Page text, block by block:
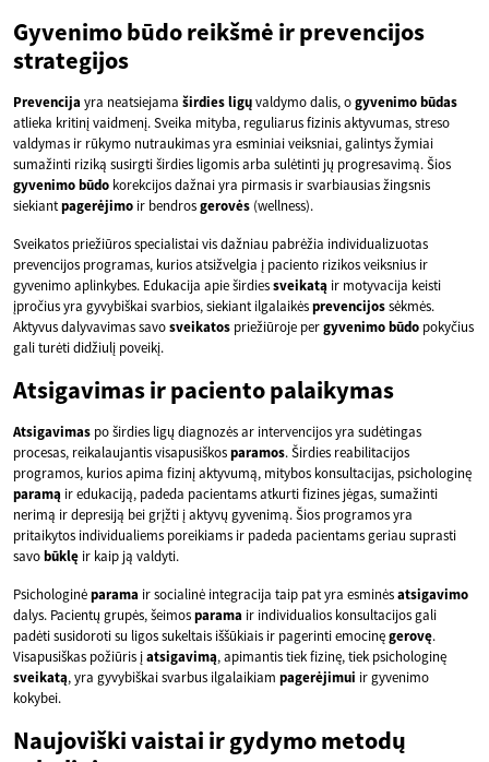
Gyvenimo būdo reikšmė ir prevencijos
strategijos
Prevencija yra neatsiejama širdies ligųvaldymo dalis, ogyvenimo būdas
atlieka kritinį vaidmenį. Sveika mityba, reguliarus fizinis aktyvumas, streso
valdymas ir rūkymo nutraukimas yra esminiai veiksniai, galintys žymiai
sumažinti riziką susirgti širdies ligomis arba sulėtinti jų progresavimą. Šios
gyvenimo būdo korekcijos dažnai yra pirmasis ir svarbiausias žingsnis
siekiantpagerėjimo ir bendrosgerovės (wellness).
Sveikatos priežiūros specialistai vis dažniau pabrėžia individualizuotas
prevencijos programas, kurios atsižvelgia į paciento rizikos veiksnius ir
gyvenimo aplinkybes. Edukacija apie širdiessveikatą ir motyvacija keisti
įpročius yra gyvybiškai svarbios, siekiant ilgalaikėsprevencijossėkmės.
Aktyvus dalyvavimas savosveikatos priežiūroje pergyvenimo būdo pokyčius
gali turėti didžiulį poveikį.
Atsigavimas ir paciento palaikymas
Atsigavimas po širdies ligų diagnozės ar intervencijos yra sudėtingas
procesas, reikalaujantis visapusiškosparamos. Širdies reabilitacijos
programos, kurios apima fizinį aktyvumą, mitybos konsultacijas, psichologinę
paramą ir edukaciją, padeda pacientams atkurti fizines jėgas, sumažinti
nerimą ir depresiją bei grįžti į aktyvų gyvenimą. Šios programos yra
pritaikytos individualiems poreikiams ir padeda pacientams geriau suprasti
savobūklę ir kaip ją valdyti.
Psichologinėparama ir socialinė integracija taip pat yra esminėsatsigavimo
dalys. Pacientų grupės, šeimosparama ir individualios konsultacijos gali
padėti susidoroti su ligos sukeltais iššūkiais ir pagerinti emocinęgerovę.
Visapusiškas požiūris įatsigavimą, apimantis tiek fizinę, tiek psichologinę
sveikatą, yra gyvybiškai svarbus ilgalaikiam pagerėjimui ir gyvenimo
kokybei.
Naujoviški vaistai ir gydymo metodų